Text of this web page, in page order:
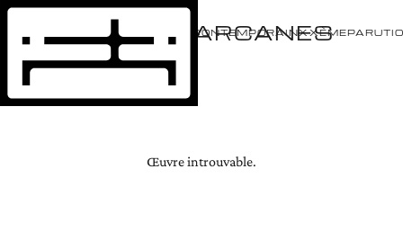
ÉVÈNEMENTS CONTEMPORAINXXÈME
GALERIE ARCANES
Œuvre introuvable.